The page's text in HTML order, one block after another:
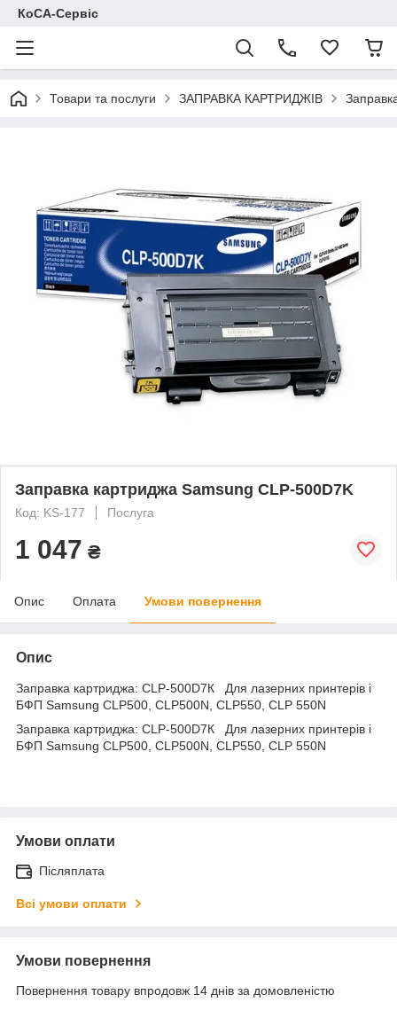
КоСА-Сервіс
Товари та послуги ЗАПРАВКА КАРТРИДЖІВ
Заправка картриджа Samsung CLP-500D7K
Код: KS-177 Послуга
1 047 ₴
Опис Оплата Умови повернення
Опис
Заправка картриджа: CLP-500D7К Для лазерних принтерів і
БФП Samsung CLP500, CLP500N, CLP550, CLP 550N
Заправка картриджа: CLP-500D7К Для лазерних принтерів і
БФП Samsung CLP500, CLP500N, CLP550, CLP 550N
Умови оплати
Післяплата
Всі умови оплати
Умови повернення
Повернення товару впродовж 14 днів за домовленістю